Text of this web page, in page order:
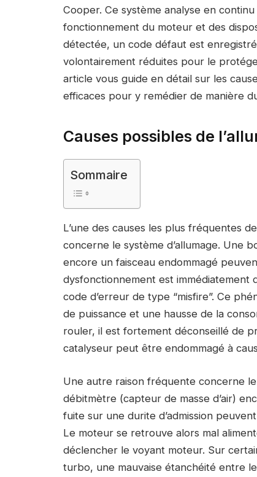
Cooper. Ce système analyse en
fonctionnement du moteur et des
détectée, un code défaut est
volontairement réduites pour le
article vous guide en détail sur les
efficaces pour y remédier de manière
Causes possibles de
Sommaire
L’une des causes les plus fréquentes
concerne le système d’allumage. Une
encore un faisceau endommagé
dysfonctionnement est
code d’erreur de type “misfire”. Ce
de puissance et une hausse de la
rouler, il est fortement déconseillé de
catalyseur peut être endommagé à
Une autre raison fréquente concerne le
débitmètre (capteur de masse d’air)
fuite sur une durite d’admission
Le moteur se retrouve alors mal
déclencher le voyant moteur. Sur
turbo, une mauvaise étanchéité entre